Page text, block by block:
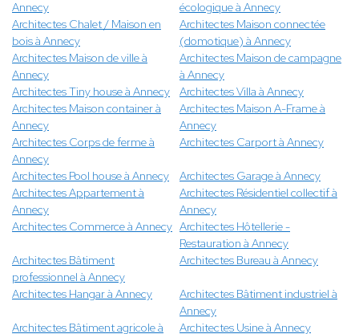
Annecy
écologique à Annecy
Architectes Chalet / Maison en
bois à Annecy
Architectes Maison connectée
(domotique) à Annecy
Architectes Maison de ville à
Annecy
Architectes Maison de campagne
à Annecy
Architectes Tiny house à Annecy
Architectes Villa à Annecy
Architectes Maison container à
Annecy
Architectes Maison A-Frame à
Annecy
Architectes Corps de ferme à
Annecy
Architectes Carport à Annecy
Architectes Pool house à Annecy
Architectes Garage à Annecy
Architectes Appartement à
Annecy
Architectes Résidentiel collectif à
Annecy
Architectes Commerce à Annecy Architectes Hôtellerie -
Restauration à Annecy
Architectes Bâtiment
professionnel à Annecy
Architectes Bureau à Annecy
Architectes Hangar à Annecy
Architectes Bâtiment industriel à
Annecy
Architectes Bâtiment agricole à
Architectes Usine à Annecy